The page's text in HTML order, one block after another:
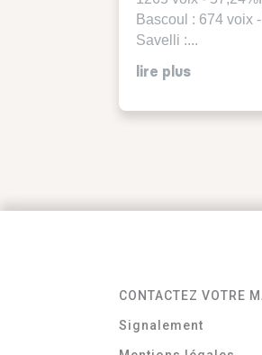
Bascoul : 674 voix
Savelli :...
lire plus
CONTACTEZ VOTRE
Signalement